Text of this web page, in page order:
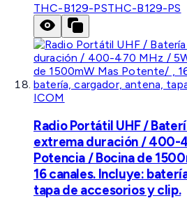
THC-B129-PSTHC-B129-PS
ICOM
Radio Portátil UHF /
extrema duración / 400-
Potencia / Bocina de
16 canales. Incluye:
tapa de accesorios y clip.